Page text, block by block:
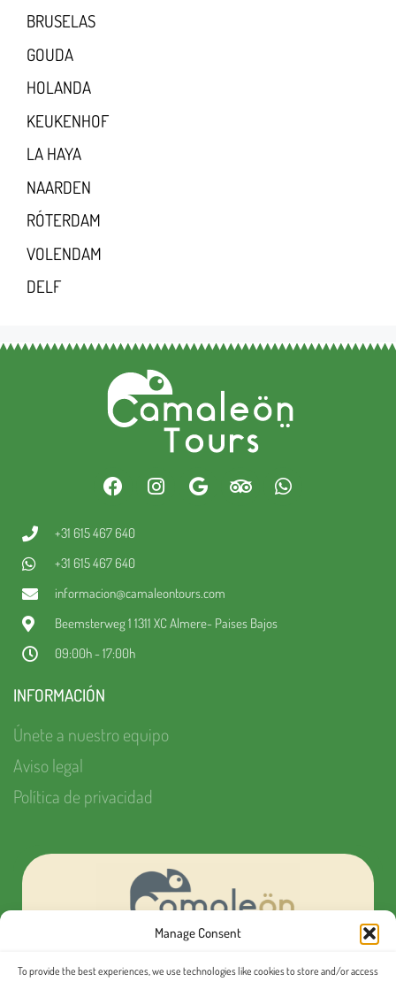
Manage Consent
To provide the best experiences, we use technologies like cookies to store and/or access
BRUSELAS
GOUDA
HOLANDA
KEUKENHOF
LA HAYA
NAARDEN
RÓTERDAM
VOLENDAM
DELF
+31 615 467 640
+31 615 467 640
informacion@camaleontours.com
Beemsterweg 1 1311 XC Almere- Paises Bajos
09:00h - 17:00h
INFORMACIÓN
Únete a nuestro equipo
Aviso legal
Política de privacidad
¿Quieres organizar tu próximo evento MICE?